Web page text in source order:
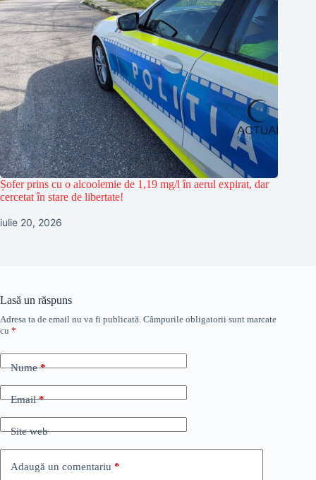
Șofer prins cu o alcoolemie de 1,19 mg/l în aerul expirat, dar
cercetat în stare de libertate!
iulie 20, 2026
Lasă un răspuns
Adresa ta de email nu va fi publicată. Câmpurile obligatorii sunt marcate
cu *
Nume*
Email*
Site web
Adaugă un comentariu *